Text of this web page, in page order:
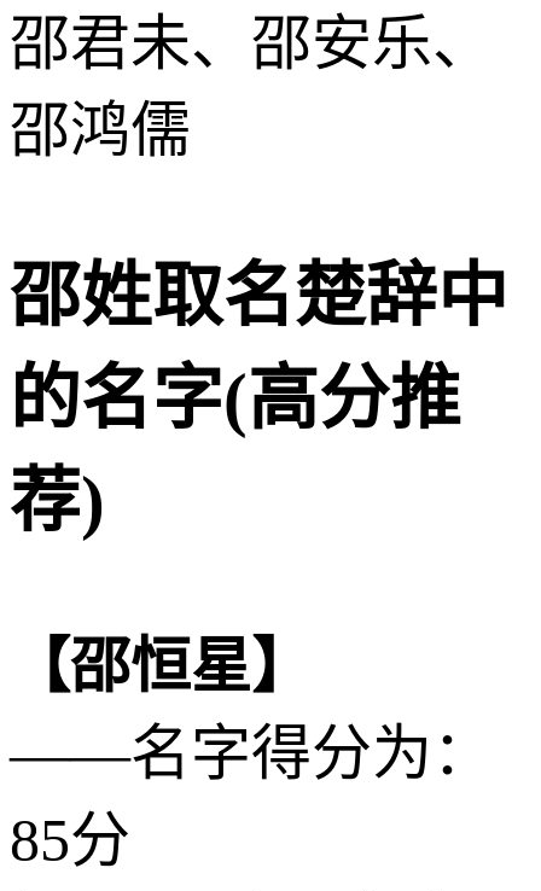
邵君未、邵安乐、
邵鸿儒
邵姓取名楚辞中
的名字(高分推
荐)
【邵恒星】
——名字得分为：
85分